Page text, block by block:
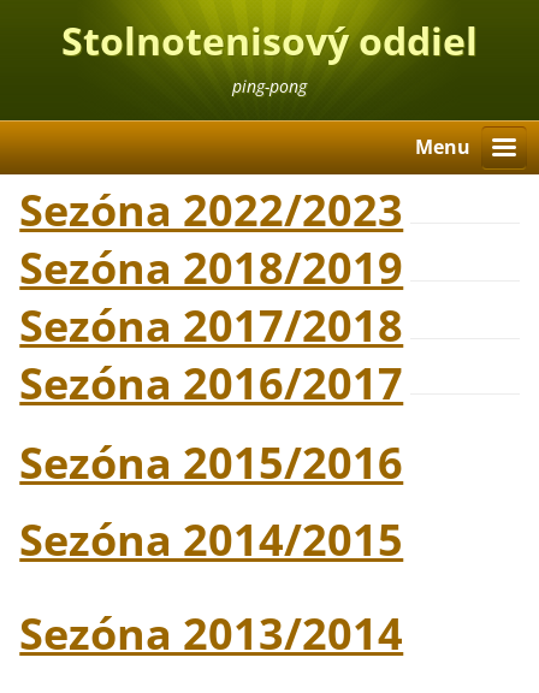
Stolnotenisový oddiel
Oravský Podzámok
ping-pong
Menu
Sezóna 2022/2023
Sezóna 2018/2019
Sezóna 2017/2018
Sezóna 2016/2017
Sezóna 2015/2016
Sezóna 2014/2015
Sezóna 2013/2014